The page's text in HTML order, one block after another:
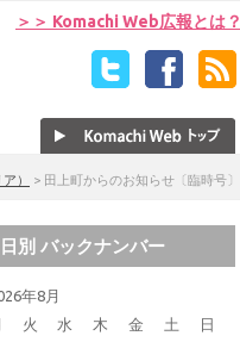
＞＞ Komachi Web広報とは？
） > 田上町からのお知らせ〔臨時号〕
日別 バックナンバー
年8月
火 水 木 金 土 日